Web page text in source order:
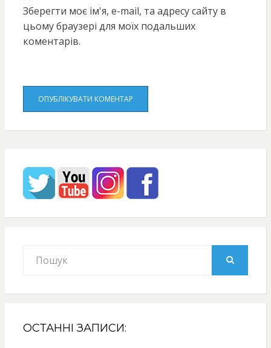
Зберегти моє ім'я, e-mail, та адресу сайту в
цьому браузері для моїх подальших
коментарів.
for:
ОСТАННІ ЗАПИСИ: